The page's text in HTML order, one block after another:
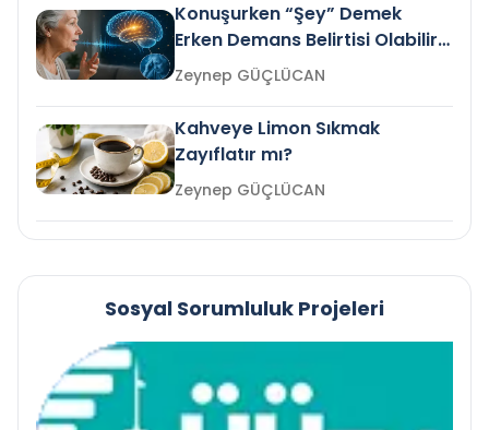
Konuşurken “Şey” Demek
Erken Demans Belirtisi Olabilir
mi?
Zeynep GÜÇLÜCAN
Kahveye Limon Sıkmak
Zayıflatır mı?
Zeynep GÜÇLÜCAN
Sosyal Sorumluluk Projeleri